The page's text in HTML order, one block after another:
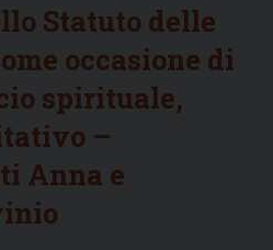
Statuto delle
occasione di
spirituale,
–
Anna e